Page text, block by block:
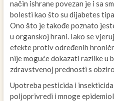
način ishrane povezan je i sa
bolesti kao što su dijabetes
Ono ṧto je takođe poznato
u organskoj hrani. Iako se
efekte protiv određenih
nije moguće dokazati razlike u
zdravstvenoj prednosti s
Upotreba pesticida i
poljoprivredi i mnoge